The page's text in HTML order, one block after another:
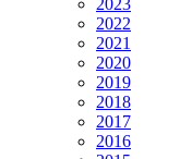
2023
2022
2021
2020
2019
2018
2017
2016